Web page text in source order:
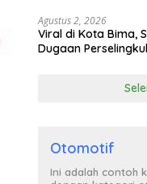
Agustus 2, 2026
Viral di Kota Bima,
Dugaan
Otomotif
Ini adalah contoh